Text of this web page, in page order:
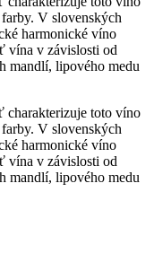
V slovenských
harmonické víno
vína v závislosti od
mandlí, lipového medu
charakterizuje toto víno
V slovenských
harmonické víno
vína v závislosti od
mandlí, lipového medu